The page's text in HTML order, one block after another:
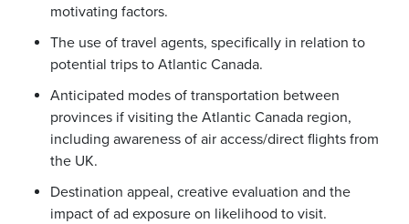
motivating factors.
The use of travel agents, specifically in relation to
potential trips to Atlantic Canada.
Anticipated modes of transportation between
provinces if visiting the Atlantic Canada region,
including awareness of air access/direct flights from
the UK.
Destination appeal, creative evaluation and the
impact of ad exposure on likelihood to visit.